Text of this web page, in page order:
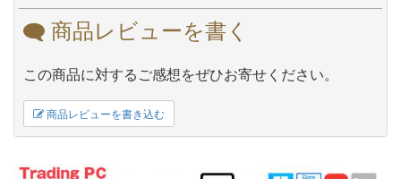
商品レビューを書く
この商品に対するご感想をぜひお寄せください。
商品レビューを書き込む